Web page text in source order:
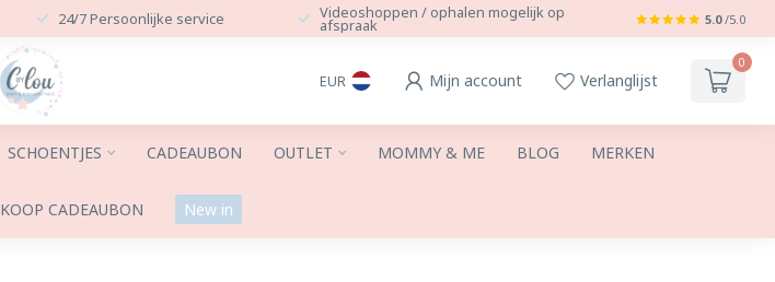
24/7 Persoonlijke service Videoshoppen / ophalen mogelijk op
afspraak 5.0 /5.0
EUR Mijn account Verlanglijst
0
SCHOENTJES CADEAUBON OUTLET MOMMY & ME BLOG MERKEN
KOOP CADEAUBON New in